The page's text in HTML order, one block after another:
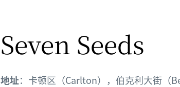
Seven Seeds
地址：卡顿区（Carlton），伯克利大街（